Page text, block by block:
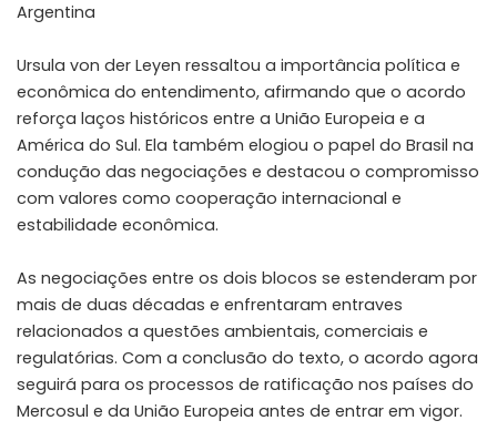
Argentina
Ursula von der Leyen ressaltou a importância política e
econômica do entendimento, afirmando que o acordo
reforça laços históricos entre a União Europeia e a
América do Sul. Ela também elogiou o papel do Brasil na
condução das negociações e destacou o compromisso
com valores como cooperação internacional e
estabilidade econômica.
As negociações entre os dois blocos se estenderam por
mais de duas décadas e enfrentaram entraves
relacionados a questões ambientais, comerciais e
regulatórias. Com a conclusão do texto, o acordo agora
seguirá para os processos de ratificação nos países do
Mercosul e da União Europeia antes de entrar em vigor.